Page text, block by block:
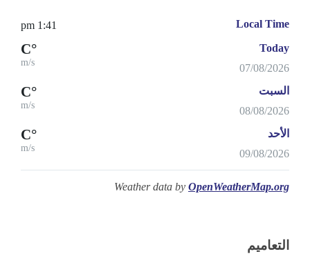
Local Time
1:41 pm
Today
07/08/2026
°C
m/s
السبت
08/08/2026
°C
m/s
الأحد
09/08/2026
°C
m/s
Weather data by OpenWeatherMap.org
التعاميم